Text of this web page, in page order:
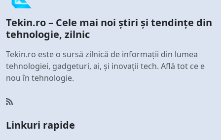
Tekin.ro – Cele mai noi știri și tendințe din
tehnologie, zilnic
Tekin.ro este o sursă zilnică de informații din lumea
tehnologiei, gadgeturi, ai, și inovații tech. Află tot ce e
nou în tehnologie.
Linkuri rapide